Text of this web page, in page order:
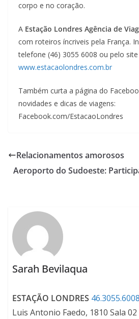
corpo e no coração.
A Estação Londres Agência de
com roteiros íncriveis pela França.
telefone (46) 3055 6008 ou pelo site
www.estacaolondres.com.br
Também curta a página do
novidades e dicas de viagens:
Facebook.com/EstacaoLondres
Relacionamentos amorosos
Aeroporto do Sudoeste:
Sarah Bevilaqua
ESTAÇÃO LONDRES 46.3055.6008
Luis Antonio Faedo, 1810 Sala